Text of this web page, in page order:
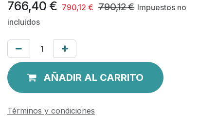
766,40 € 790,12€ 790,12€ Impuestos no
incluidos
AÑADIR AL CARRITO
Términos y condiciones